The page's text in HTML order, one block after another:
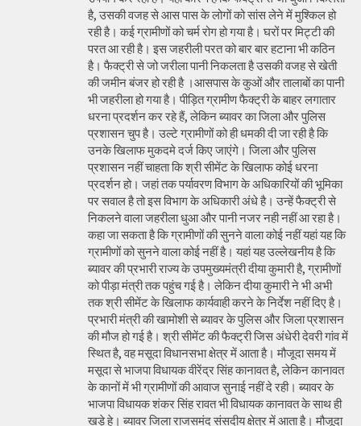
है, उसकी वजह से आस पास के लोगों को सांस लेने में मुश्किल हो
रही है। कई ग्रामीणों को चर्म रोग हो गया है। घरों पर मिट्टी की
परत आ रही है। इस जहरीली परत को बार बार हटाना भी कठिन
है। फैक्ट्री से जो जरीला पानी निकलता है उसकी वजह से खेती
की जमीन बंजर हो रही है ।आसपास के कुओं और तालाबों का पानी
भी जहरीला हो गया है। पीड़ित ग्रामीण फैक्ट्री के बाहर लगातार
धरना प्रदर्शन कर रहे हैं, लेकिन ब्यावर का जिला और पुलिस
प्रशासन चुप है। उल्टे ग्रामीणों को ही धमकी दी जा रही है कि
उनके खिलाफ मुकदमे दर्ज किए जाएंगे। जिला और पुलिस
प्रशासन नहीं चाहता कि श्री सीमेंट के खिलाफ कोई धरना
प्रदर्शन हो। जहां तक पर्यावरण विभाग के अधिकारियों की भूमिका
पर सवाल है तो इस विभाग के अधिकारी अंधे है। उन्हें फैक्ट्री से
निकलने वाला जहरीला धुआ और पानी नजर नही नहीं आ रहा है।
कहा जा सकता है कि ग्रामीणों की सुनने वाला कोई नहीं यहां यह कि
ग्रामीणों को सुनने वाला कोई नहीं है। यहां यह उल्लेखनीय है कि
ब्यावर की प्रभारी राज्य के उपमुख्यमंत्री दीया कुमारी है, ग्रामीणों
को पीड़ा मंत्री तक पहुंच गई है। लेकिन दीया कुमारी ने भी अभी
तक श्री सीमेंट के खिलाफ कार्यवाही करने के निर्देश नहीं दिए है।
प्रभारी मंत्री की खामोशी से ब्यावर के पुलिस और जिला प्रशासन
की मौज हो गई है। श्री सीमेंट की फैक्ट्री जिस अंधेरी देवरी गांव में
स्थित है, वह मसूदा विधानसभा क्षेत्र में आता है। मौजूदा समय में
मसूदा से भाजपा विधायक वीरेंद्र सिंह कानावत है, लेकिन कानावत
के कानों में भी ग्रामीणों की आवाज सुनाई नहीं दे रही। ब्यावर के
भाजपा विधायक शंकर सिंह रावत भी विधायक कानावत के साथ ही
खड़े हे। ब्यावर जिला राजसमंद संसदीय क्षेत्र में आता है। मौजूदा